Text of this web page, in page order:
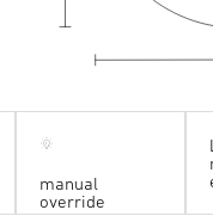
manual
override